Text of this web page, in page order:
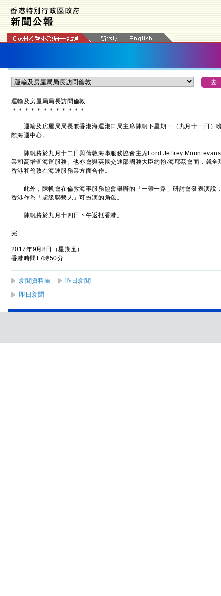
運輸及房屋局局長訪問倫敦
＊ ＊ ＊ ＊ ＊ ＊ ＊ ＊ ＊ ＊ ＊ ＊
運輸及房屋局局長兼香港海運港口局主席陳帆下星期一（九月十一日）
際海運中心。
陳帆將於九月十二日與倫敦海事服務協會主席Lord Jeffrey Mountevans
業和高增值海運服務。他亦會與英國交通部國務大臣約翰‧海耶茲會面，就
香港和倫敦在海運服務業方面合作。
此外，陳帆會在倫敦海事服務協會舉辦的「一帶一路」研討會發表演說
香港作為「超級聯繫人」可扮演的角色。
陳帆將於九月十四日下午返抵香港。
完
2017年9月8日（星期五）
香港時間17時50分
新聞資料庫
昨日新聞
即日新聞